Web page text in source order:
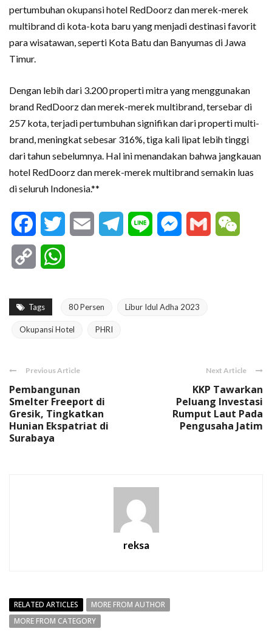
pertumbuhan okupansi hotel RedDoorz dan merek-merek
multibrand di kota-kota baru yang menjadi destinasi favorit
para wisatawan, seperti Kota Batu dan Banyumas di Jawa
Timur.
Dengan lebih dari 3.200 properti mitra yang menggunakan
brand RedDoorz dan merek-merek multibrand, tersebar di
257 kota, terjadi pertumbuhan signifikan dari properti multi-
brand, meningkat sebesar 316%, tiga kali lipat lebih tinggi
dari tahun sebelumnya. Hal ini menandakan bahwa jangkauan
hotel RedDoorz dan merek-merek multibrand semakin luas
di seluruh Indonesia.**
FacebookTwitter Email Telegram
Line Messenger
Gmail
Copy
Tags 80 Persen Libur Idul Adha 2023
Okupansi Hotel PHRI
Previous Article
Pembangunan
Smelter Freeport di
Gresik, Tingkatkan
Hunian Ekspatriat di
Surabaya
Next Article
KKP Tawarkan
Peluang Investasi
Rumput Laut Pada
Pengusaha Jatim
reksa
RELATED ARTICLES
MORE FROM AUTHOR
MORE FROM CATEGORY